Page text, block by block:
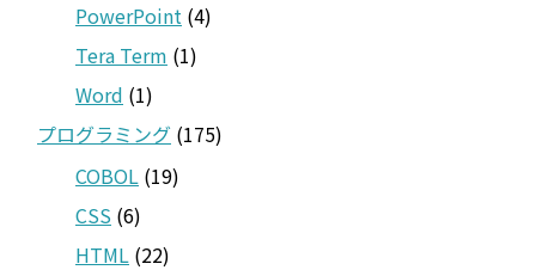
PowerPoint (4)
Tera Term (1)
Word (1)
プログラミング (175)
COBOL (19)
CSS (6)
HTML (22)